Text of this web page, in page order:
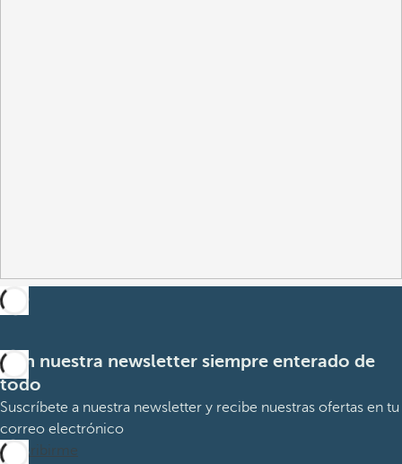
Con nuestra newsletter siempre enterado de
todo
Suscríbete a nuestra newsletter y recibe nuestras ofertas en tu
correo electrónico
Suscribirme